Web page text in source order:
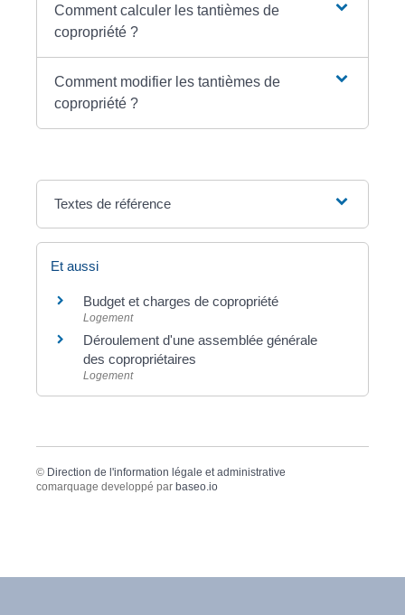
Comment calculer les tantièmes de
copropriété ?
Comment modifier les tantièmes de
copropriété ?
Textes de référence
Et aussi
Budget et charges de copropriété
Logement
Déroulement d'une assemblée générale
des copropriétaires
Logement
© Direction de l'information légale et administrative
comarquage developpé par baseo.io